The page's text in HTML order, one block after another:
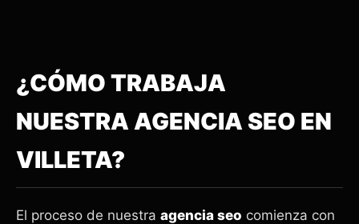
¿CÓMO TRABAJA
NUESTRA AGENCIA SEO EN
VILLETA?
El proceso de nuestra agencia seo comienza con